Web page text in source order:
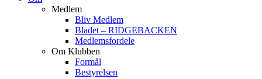
Medlem
Bliv Medlem
Bladet – RIDGEBACKEN
Medlemsfordele
Om Klubben
Formål
Bestyrelsen